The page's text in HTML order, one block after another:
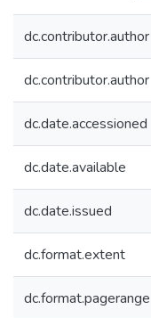
dc.contributor.author
dc.contributor.author
dc.date.accessioned
dc.date.available
dc.date.issued
dc.format.extent
dc.format.pagerange